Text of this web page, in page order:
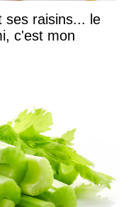
ses raisins... le
c'est mon